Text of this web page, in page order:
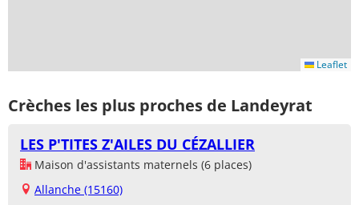
Leaflet
Crèches les plus proches de Landeyrat
LES P'TITES Z'AILES DU CÉZALLIER
Maison d'assistants maternels (6 places)
Allanche (15160)